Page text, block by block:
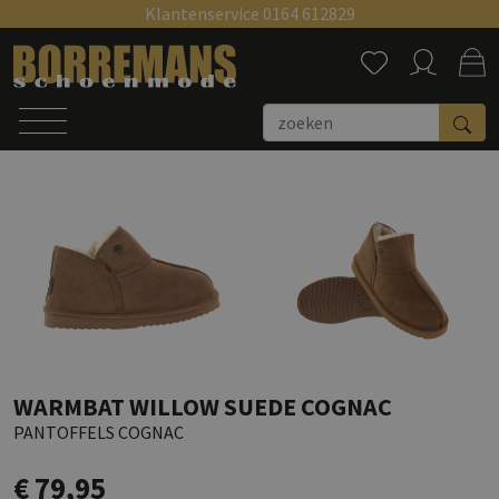
Klantenservice 0164 612829 Zoeken
WARMBAT WILLOW SUEDE COGNAC
PANTOFFELS COGNAC
€ 79,95